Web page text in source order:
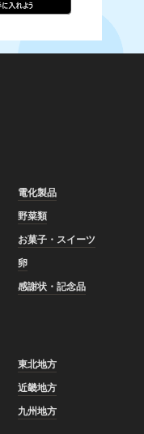
電化製品
野菜類
お菓子・スイーツ
卵
感謝状・記念品
東北地方
近畿地方
九州地方